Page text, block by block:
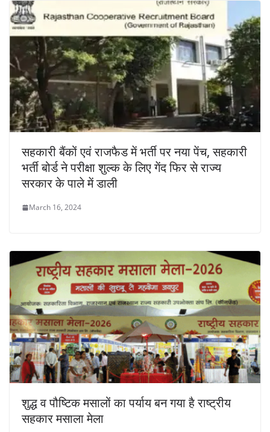
सहकारी बैंकों एवं राजफैड में भर्ती पर नया पेंच, सहकारी
भर्ती बोर्ड ने परीक्षा शुल्क के लिए गेंद फिर से राज्य
सरकार के पाले में डाली
March 16, 2024
शुद्ध व पौष्टिक मसालों का पर्याय बन गया है राष्ट्रीय
सहकार मसाला मेला